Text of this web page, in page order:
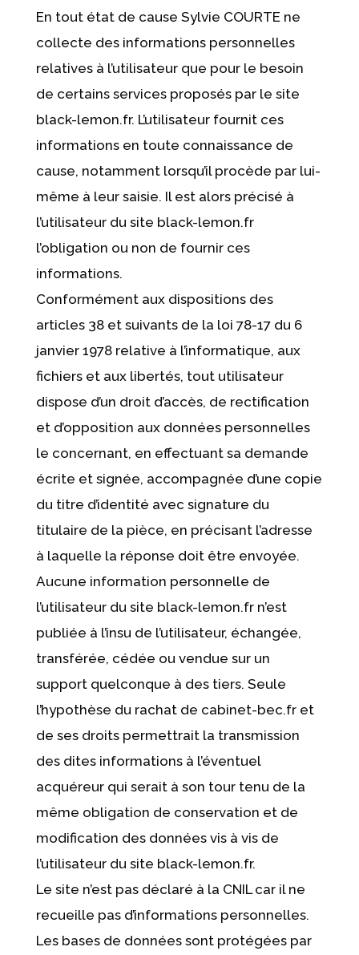
En tout état de cause Sylvie COURTE ne
collecte des informations personnelles
relatives à l’utilisateur que pour le besoin
de certains services proposés par le site
black-lemon.fr. L’utilisateur fournit ces
informations en toute connaissance de
cause, notamment lorsqu’il procède par lui-
même à leur saisie. Il est alors précisé à
l’utilisateur du site black-lemon.fr
l’obligation ou non de fournir ces
informations.
Conformément aux dispositions des
articles 38 et suivants de la loi 78-17 du 6
janvier 1978 relative à l’informatique, aux
fichiers et aux libertés, tout utilisateur
dispose d’un droit d’accès, de rectification
et d’opposition aux données personnelles
le concernant, en effectuant sa demande
écrite et signée, accompagnée d’une copie
du titre d’identité avec signature du
titulaire de la pièce, en précisant l’adresse
à laquelle la réponse doit être envoyée.
Aucune information personnelle de
l’utilisateur du site black-lemon.fr n’est
publiée à l’insu de l’utilisateur, échangée,
transférée, cédée ou vendue sur un
support quelconque à des tiers. Seule
l’hypothèse du rachat de cabinet-bec.fr et
de ses droits permettrait la transmission
des dites informations à l’éventuel
acquéreur qui serait à son tour tenu de la
même obligation de conservation et de
modification des données vis à vis de
l’utilisateur du site black-lemon.fr.
Le site n’est pas déclaré à la CNIL car il ne
recueille pas d’informations personnelles.
Les bases de données sont protégées par